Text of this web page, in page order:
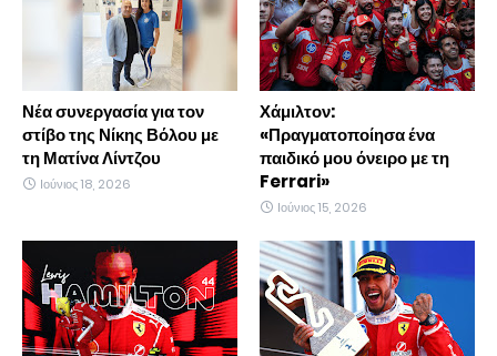
Νέα συνεργασία για τον
στίβο της Νίκης Βόλου με
τη Ματίνα Λίντζου
Ιούνιος 18, 2026
Χάμιλτον:
«Πραγματοποίησα ένα
παιδικό μου όνειρο με τη
Ferrari»
Ιούνιος 15, 2026